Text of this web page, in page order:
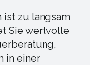
ist zu langsam
Sie wertvolle
in einer